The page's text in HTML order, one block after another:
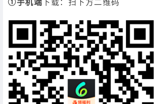
①手机端 下载：扫下方二维码